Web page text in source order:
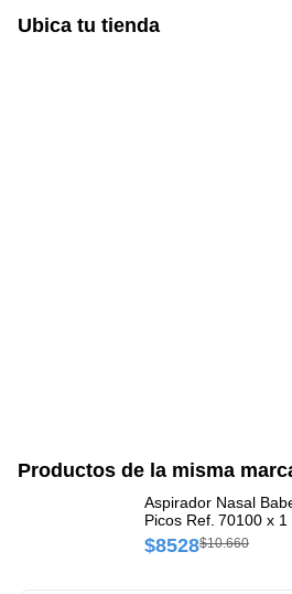
Ubica tu tienda
Productos de la misma
Aspirador Nasal
Picos Ref. 70100 x 1
$8528$10.660